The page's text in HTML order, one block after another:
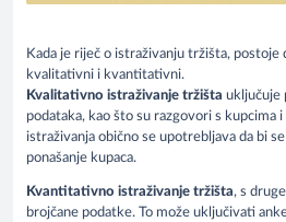
Kada je riječ o istraživanju tržišta, postoje
kvalitativni i kvantitativni.
Kvalitativno istraživanje tržišta uključuje
podataka, kao što su razgovori s kupcima
istraživanja obično se upotrebljava da bi
ponašanje kupaca.
Kvantitativno istraživanje tržišta, s
brojčane podatke. To može uključivati